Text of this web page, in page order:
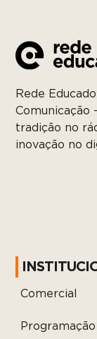
Rede
Comunicação
tradição no
inovação no
Comercial
Programação